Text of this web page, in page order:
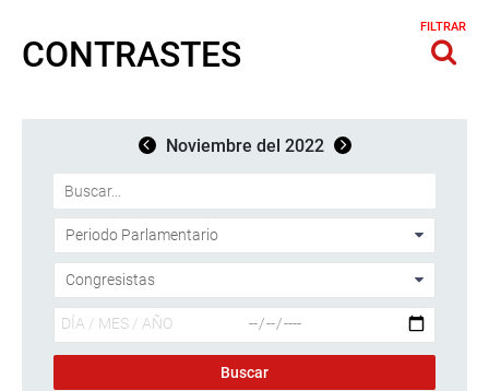
CONTRASTES
FILTRAR
Noviembre del 2022